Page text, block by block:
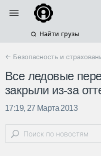
Найти грузы
← Безопасность и
Все ледовые
закрыли из-за
17:19, 27 Марта 2013